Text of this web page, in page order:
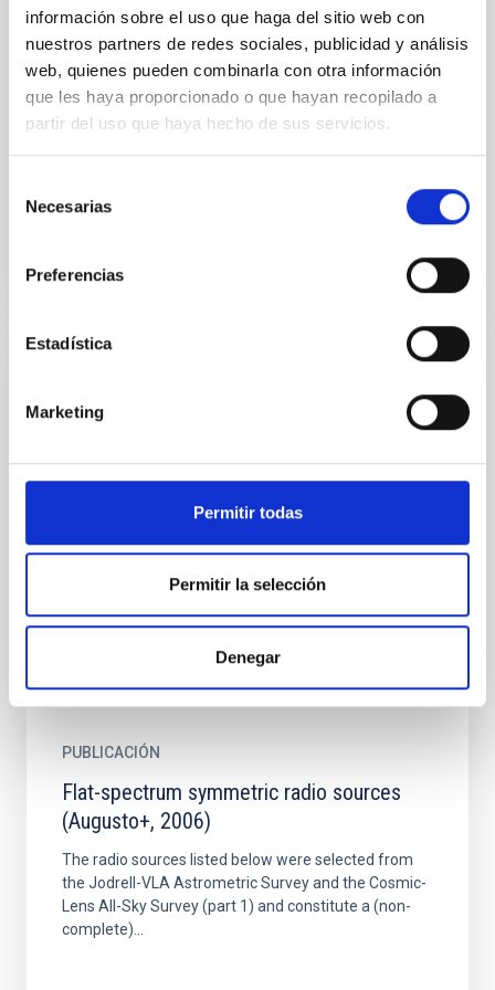
información sobre el uso que haga del sitio web con
nuestros partners de redes sociales, publicidad y análisis
web, quienes pueden combinarla con otra información
que les haya proporcionado o que hayan recopilado a
partir del uso que haya hecho de sus servicios.
Necesarias
Preferencias
Estadística
Marketing
Permitir todas
Permitir la selección
Denegar
Extragalactic Radio Astronomy from an
Armchair: Continuum Spectral Shapes of
150 Faint Sources
We have used all available radio-source surveys to
First Working Group Meeting on
Group on `Radioastronomical Databases' of IAU
recommendations emerged from...
PUBLICACIÓN
Flat-spectrum symmetric radio sources
(Augusto+, 2006)
The radio sources listed below were selected from
the Jodrell-VLA Astrometric Survey and the Cosmic-
Lens All-Sky Survey (part 1) and constitute a (non-
complete)...